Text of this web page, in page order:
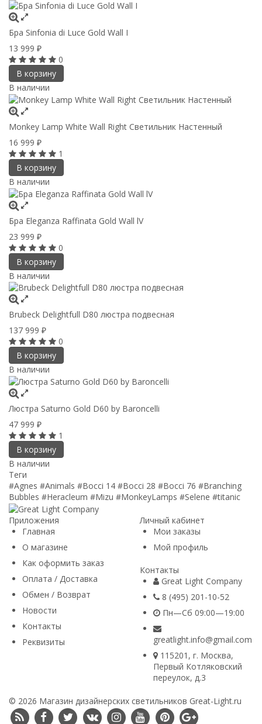
Бра Sinfonia di Luce Gold Wall I
13 999 ₽
0
В корзину
В наличии
Monkey Lamp White Wall Right Светильник Настенный
16 999 ₽
1
В корзину
В наличии
Бра Eleganza Raffinata Gold Wall lV
23 999 ₽
0
В корзину
В наличии
Brubeck Delightfull D80 люстра подвесная
137 999 ₽
0
В корзину
В наличии
Люстра Saturno Gold D60 by Baroncelli
47 999 ₽
1
В корзину
В наличии
Теги
#Agnes #Animals #Bocci 14 #Bocci 28 #Bocci 76 #Branching
Bubbles #Heracleum #Mizu #MonkeyLamps #Selene #titanic
Приложения
Главная
О магазине
Как оформить заказ
Оплата / Доставка
Обмен / Возврат
Новости
Контакты
Реквизиты
Личный кабинет
Мои заказы
Мой профиль
Контакты
Great Light Company
8 (495) 201-10-52
Пн—Сб 09:00—19:00
greatlight.info@gmail.com
115201 , г. Москва,
Первый Котляковский
переулок, д.3
© 2026 Магазин дизайнерских светильников Great-Light.ru